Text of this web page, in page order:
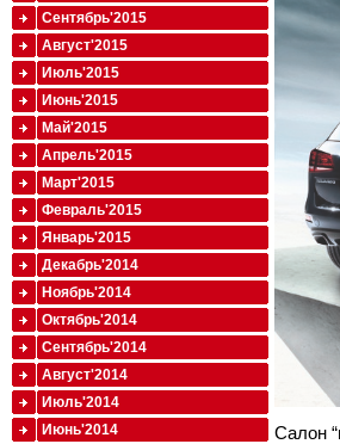
Салон
Сентябрь'2015
Август'2015
Июль'2015
Июнь'2015
Май'2015
Апрель'2015
Март'2015
Февраль'2015
Январь'2015
Декабрь'2014
Ноябрь'2014
Октябрь'2014
Сентябрь'2014
Август'2014
Июль'2014
Июнь'2014